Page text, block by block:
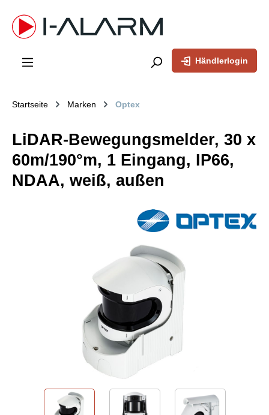
springen
Händlerlogin
Startseite Marken Optex
LiDAR-Bewegungsmelder, 30 x
60m/190°m, 1 Eingang, IP66,
NDAA, weiß, außen